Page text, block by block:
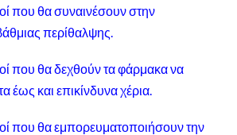
που θα συναινέσουν στην
περίθαλψης.
που θα δεχθούν τα φάρμακα να
έως και επικίνδυνα χέρια.
που θα εμπορευματοποιήσουν την